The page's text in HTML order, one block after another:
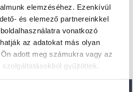
elemzéséhez. Ezenkívül
és elemező partnereinkkel
vonatkozó
az adatokat más olyan
adott meg számukra vagy az
gyűjtöttek.